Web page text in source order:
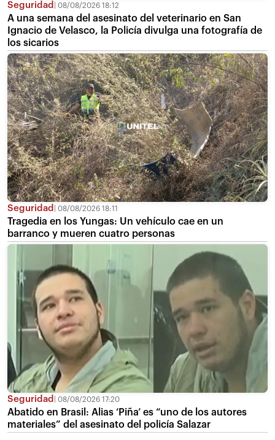
Seguridad 08/08/2026 18:12
A una semana del asesinato del veterinario en San
Ignacio de Velasco, la Policía divulga una fotografía de
los sicarios
Seguridad 08/08/2026 18:11
Tragedia en los Yungas: Un vehículo cae en un
barranco y mueren cuatro personas
Seguridad 08/08/2026 17:20
Abatido en Brasil: Alias ‘Piña’ es “uno de los autores
materiales” del asesinato del policía Salazar